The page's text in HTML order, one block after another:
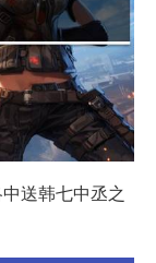
送韩七中丞之